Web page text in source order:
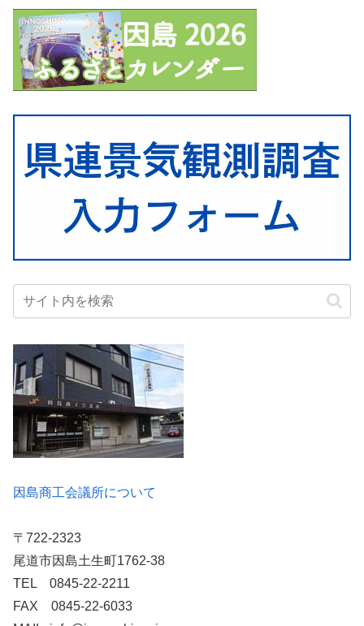
因島商工会議所について
〒722-2323
尾道市因島土生町1762-38
TEL 0845-22-2211
FAX 0845-22-6033